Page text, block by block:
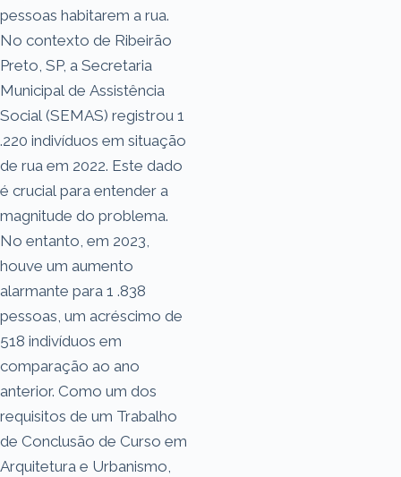
pessoas habitarem a rua.
No contexto de Ribeirão
Preto, SP, a Secretaria
Municipal de Assistência
Social (SEMAS) registrou 1
.220 indivíduos em situação
de rua em 2022. Este dado
é crucial para entender a
magnitude do problema.
No entanto, em 2023,
houve um aumento
alarmante para 1 .838
pessoas, um acréscimo de
518 indivíduos em
comparação ao ano
anterior. Como um dos
requisitos de um Trabalho
de Conclusão de Curso em
Arquitetura e Urbanismo,